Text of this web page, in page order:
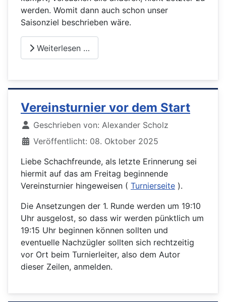
werden. Womit dann auch schon unser
Saisonziel beschrieben wäre.
Weiterlesen …
Vereinsturnier vor dem Start
DetailsGeschrieben von: Alexander Scholz
Veröffentlicht: 08. Oktober 2025
Liebe Schachfreunde, als letzte Erinnerung sei
hiermit auf das am Freitag beginnende
Vereinsturnier hingeweisen ( Turnierseite ).
Die Ansetzungen der 1. Runde werden um 19:10
Uhr ausgelost, so dass wir werden pünktlich um
19:15 Uhr beginnen können sollten und
eventuelle Nachzügler sollten sich rechtzeitig
vor Ort beim Turnierleiter, also dem Autor
dieser Zeilen, anmelden.